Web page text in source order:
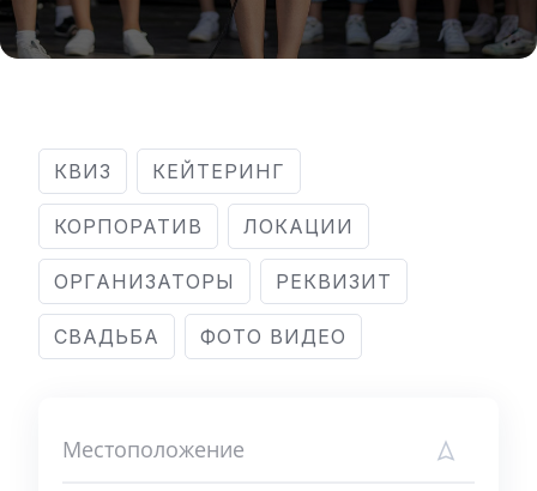
КВИЗ КЕЙТЕРИНГ
КОРПОРАТИВ ЛОКАЦИИ
ОРГАНИЗАТОРЫ РЕКВИЗИТ
СВАДЬБА ФОТО ВИДЕО